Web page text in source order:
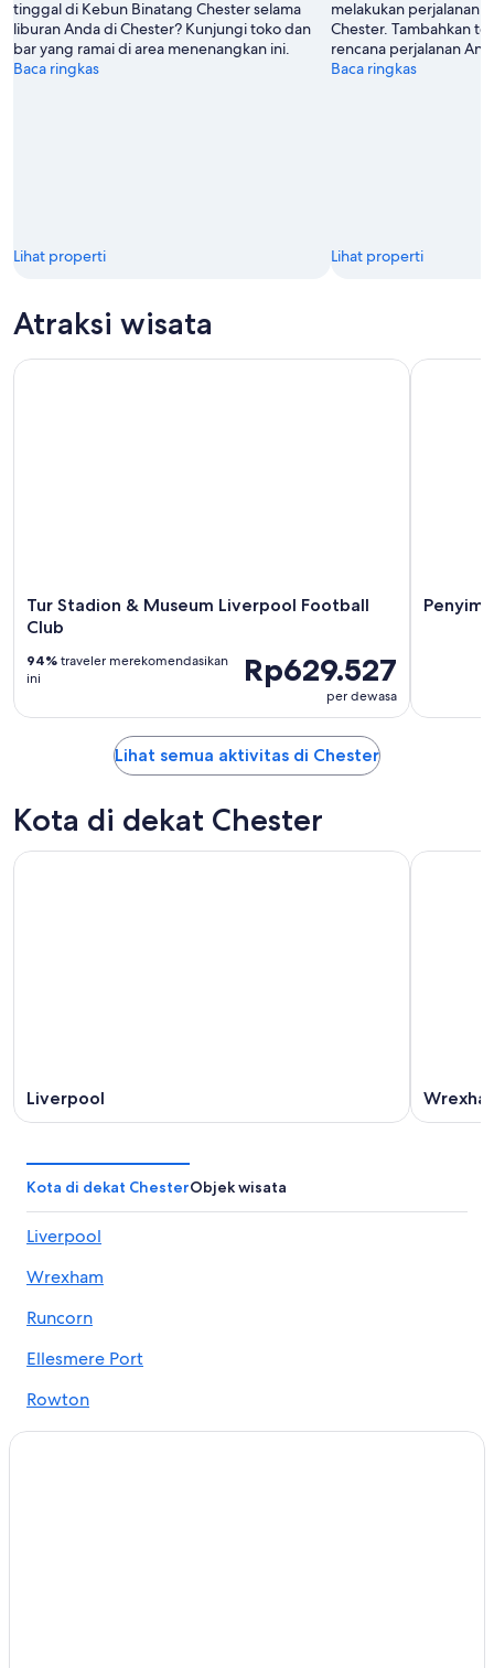
tinggal di Kebun Binatang Chester selama
liburan Anda di Chester? Kunjungi toko dan
bar yang ramai di area menenangkan ini.
Baca ringkas
Lihat properti
melakukan perjalanan
Chester. Tambahkan
rencana perjalanan
Baca ringkas
Lihat properti
Atraksi wisata
Tur Stadion & Museum Liverpool Football
Club
Rp629.527
per dewasa
94% traveler merekomendasikan
ini
Tur Stadion & Museum Liverpool Football Club
Lihat semua aktivitas di Chester
Kota di dekat Chester
Liverpool
Kota di dekat ChesterObjek wisata
Liverpool
Wrexham
Runcorn
Ellesmere Port
Rowton
Mollington